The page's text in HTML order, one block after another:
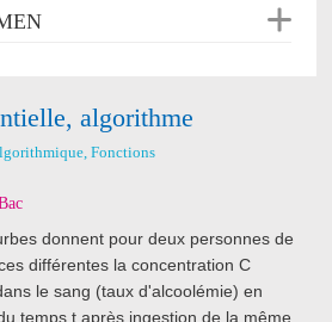
algorithme
Fonctions
donnent pour deux personnes de
différentes la concentration C
le sang (taux d'alcoolémie) en
temps t après ingestion de la même